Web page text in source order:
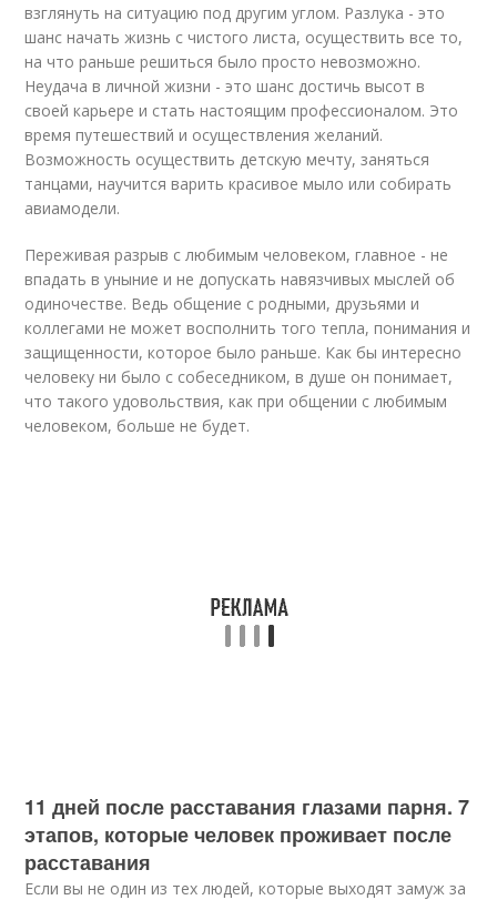
взглянуть на ситуацию под другим углом. Разлука - это
шанс начать жизнь с чистого листа, осуществить все то,
на что раньше решиться было просто невозможно.
Неудача в личной жизни - это шанс достичь высот в
своей карьере и стать настоящим профессионалом. Это
время путешествий и осуществления желаний.
Возможность осуществить детскую мечту, заняться
танцами, научится варить красивое мыло или собирать
авиамодели.
Переживая разрыв с любимым человеком, главное - не
впадать в уныние и не допускать навязчивых мыслей об
одиночестве. Ведь общение с родными, друзьями и
коллегами не может восполнить того тепла, понимания и
защищенности, которое было раньше. Как бы интересно
человеку ни было с собеседником, в душе он понимает,
что такого удовольствия, как при общении с любимым
человеком, больше не будет.
11 дней после расставания глазами парня. 7
этапов, которые человек проживает после
расставания
Если вы не один из тех людей, которые выходят замуж за